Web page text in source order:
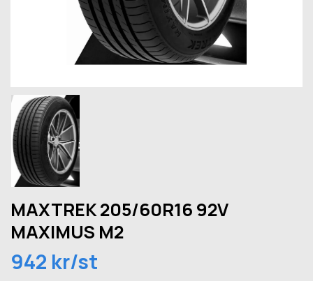
MAXTREK 205/60R16 92V
MAXIMUS M2
942 kr/st